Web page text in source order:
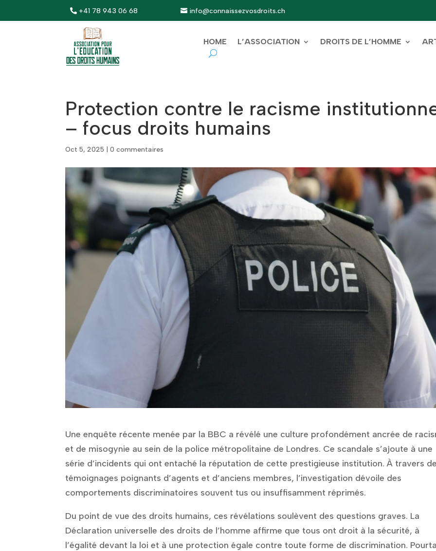
+41 78 943 06 68 info@connaissezvosdroits.ch
HOME L’ASSOCIATION DROITS DE L’HOMME
Protection contre le racisme
– focus droits humains
Oct 5, 2025 |0 commentaires
Une enquête récente menée par la BBC a révélé une culture profondément ancrée de
et de misogynie au sein de la police métropolitaine de Londres. Ce scandale s’ajoute à une
série d’incidents qui ont entaché la réputation de cette prestigieuse institution. À travers
témoignages poignants d’agents et d’anciens membres, l’investigation dévoile des
comportements discriminatoires souvent tus ou insuffisamment réprimés.
Du point de vue des droits humains, ces révélations soulèvent des questions graves. La
Déclaration universelle des droits de l’homme affirme que tous ont droit à la sécurité, à
l’égalité devant la loi et à une protection égale contre toute forme de discrimination.